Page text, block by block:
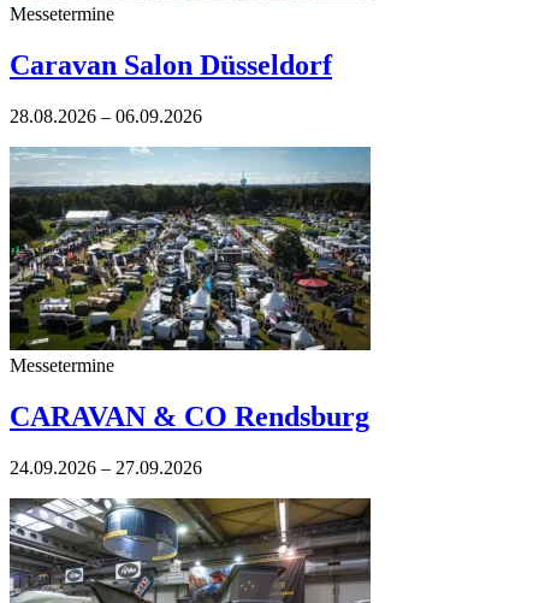
Messetermine
Caravan Salon Düsseldorf
28.08.2026 – 06.09.2026
Messetermine
CARAVAN & CO Rendsburg
24.09.2026 – 27.09.2026